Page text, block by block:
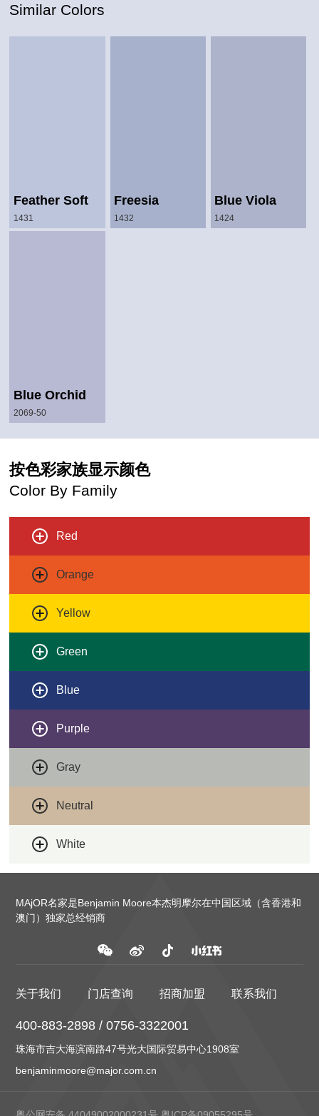
Similar Colors
Feather Soft
1431
Freesia
1432
Blue Viola
1424
Blue Orchid
2069-50
按色彩家族显示颜色
Color By Family
Red
Orange
Yellow
Green
Blue
Purple
Gray
Neutral
White
MAjOR名家是Benjamin Moore本杰明摩尔在中国区域（含香港和
澳门）独家总经销商
关于我们 门店查询 招商加盟 联系我们
400-883-2898 / 0756-3322001
珠海市吉大海滨南路47号光大国际贸易中心1908室
benjaminmoore@major.com.cn